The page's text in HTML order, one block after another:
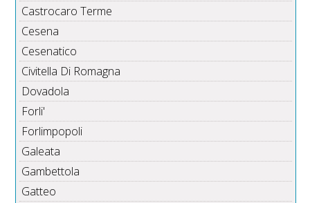
Castrocaro Terme
Cesena
Cesenatico
Civitella Di Romagna
Dovadola
Forli'
Forlimpopoli
Galeata
Gambettola
Gatteo